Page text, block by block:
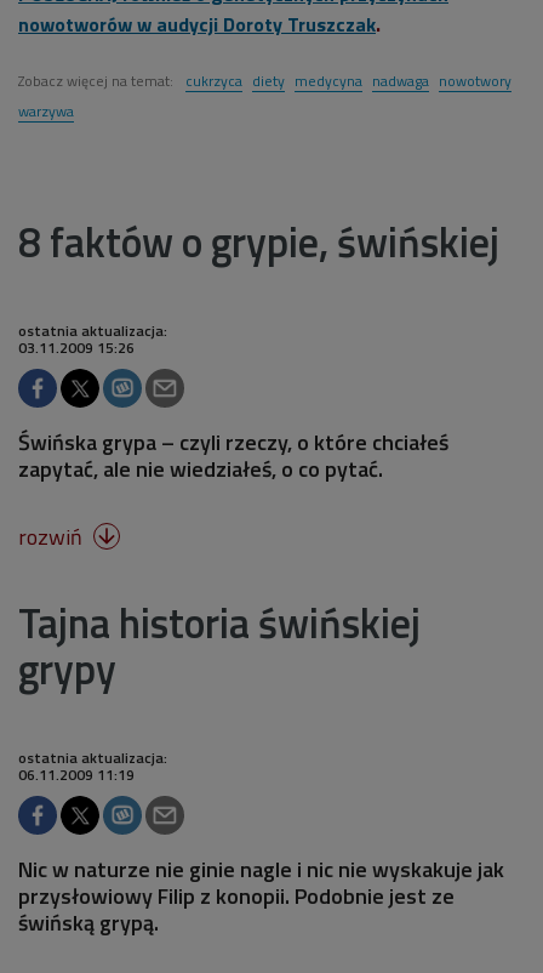
nowotworów w audycji Doroty Truszczak.
Zobacz więcej na temat: cukrzyca diety medycyna nadwaga nowotwory
warzywa
8 faktów o grypie, świńskiej
ostatnia aktualizacja:
03.11.2009 15:26
Świńska grypa – czyli rzeczy, o które chciałeś
zapytać, ale nie wiedziałeś, o co pytać.
rozwiń 
Tajna historia świńskiej
grypy
ostatnia aktualizacja:
06.11.2009 11:19
Nic w naturze nie ginie nagle i nic nie wyskakuje jak
przysłowiowy Filip z konopii. Podobnie jest ze
świńską grypą.